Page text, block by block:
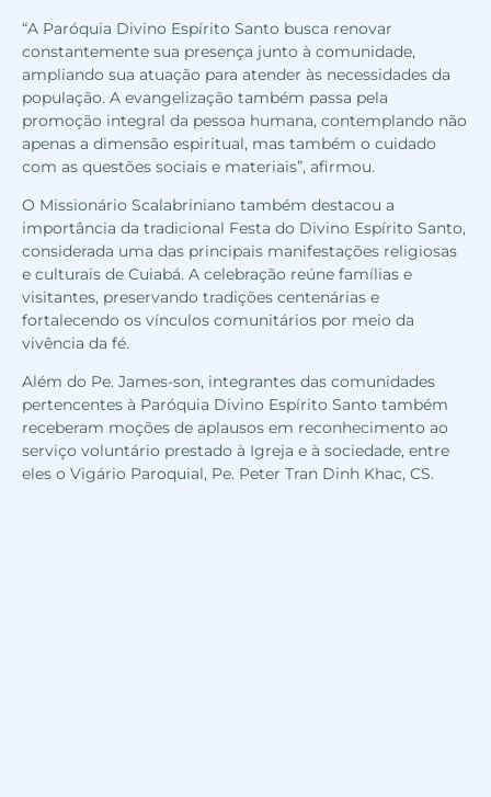
“A Paróquia Divino Espírito Santo busca renovar
constantemente sua presença junto à comunidade,
ampliando sua atuação para atender às necessidades da
população. A evangelização também passa pela
promoção integral da pessoa humana, contemplando não
apenas a dimensão espiritual, mas também o cuidado
com as questões sociais e materiais”, afirmou.
O Missionário Scalabriniano também destacou a
importância da tradicional Festa do Divino Espírito Santo,
considerada uma das principais manifestações religiosas
e culturais de Cuiabá. A celebração reúne famílias e
visitantes, preservando tradições centenárias e
fortalecendo os vínculos comunitários por meio da
vivência da fé.
Além do Pe. James-son, integrantes das comunidades
pertencentes à Paróquia Divino Espírito Santo também
receberam moções de aplausos em reconhecimento ao
serviço voluntário prestado à Igreja e à sociedade, entre
eles o Vigário Paroquial, Pe. Peter Tran Dinh Khac, CS.